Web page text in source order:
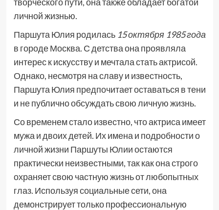
личной жизнью.
Паршута Юлия родилась 15 октября 1985 года
в городе Москва. С детства она проявляла
интерес к искусству и мечтала стать актрисой.
Однако, несмотря на славу и известность,
Паршута Юлия предпочитает оставаться в тени
и не публично обсуждать свою личную жизнь.
Со временем стало известно, что актриса имеет
мужа и двоих детей. Их имена и подробности о
личной жизни Паршуты Юлии остаются
практически неизвестными, так как она строго
охраняет свою частную жизнь от любопытных
глаз. Используя социальные сети, она
демонстрирует только профессиональную